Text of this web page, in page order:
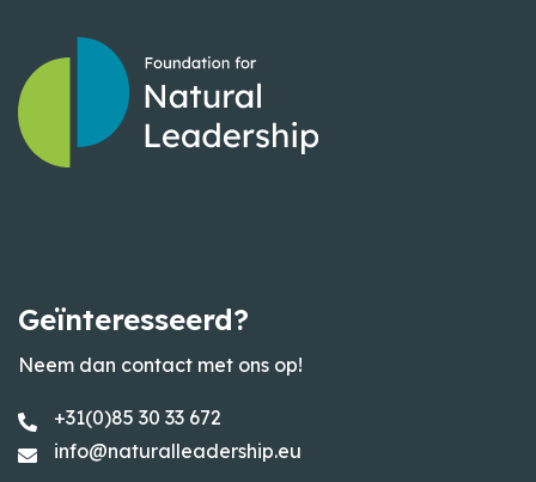
Geïnteresseerd?
Neem dan contact met ons op!
+31(0)85 30 33 672
info@naturalleadership.eu